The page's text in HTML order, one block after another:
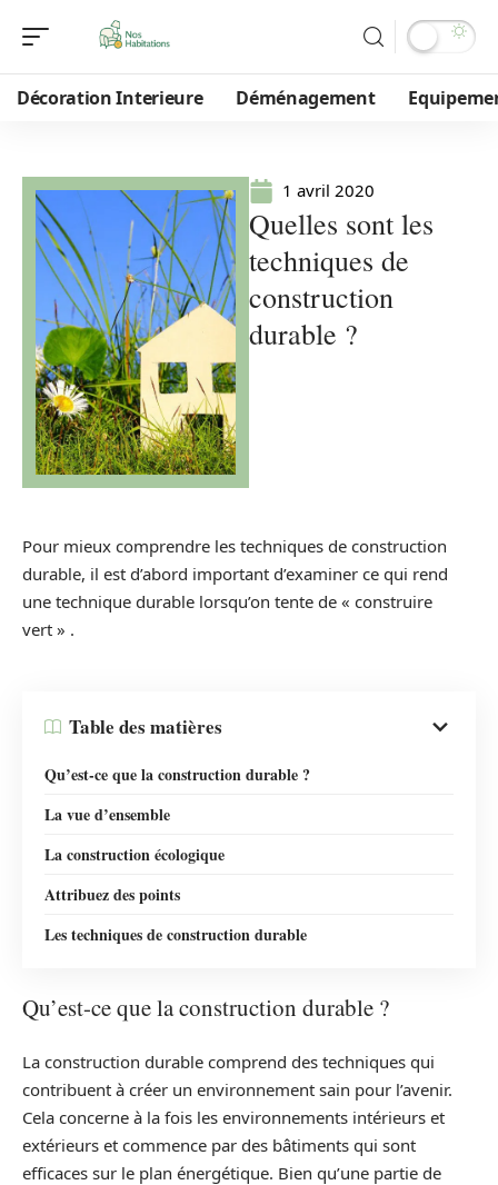
Décoration Interieure Déménagement
1 avril 2020
Quelles sont les
techniques de
construction
durable ?
Pour mieux comprendre les techniques de construction
durable, il est d’abord important d’examiner ce qui rend
une technique durable lorsqu’on tente de « construire
vert » .
Table des matières
Qu’est-ce que la construction durable ?
La vue d’ensemble
La construction écologique
Attribuez des points
Les techniques de construction durable
Qu’est-ce que la construction durable ?
La construction durable comprend des techniques qui
contribuent à créer un environnement sain pour l’avenir.
Cela concerne à la fois les environnements intérieurs et
extérieurs et commence par des bâtiments qui sont
efficaces sur le plan énergétique. Bien qu’une partie de